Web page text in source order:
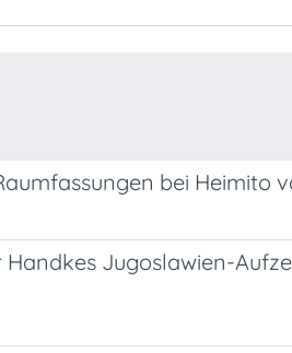
bei Heimito
Handkes Jugoslawien-